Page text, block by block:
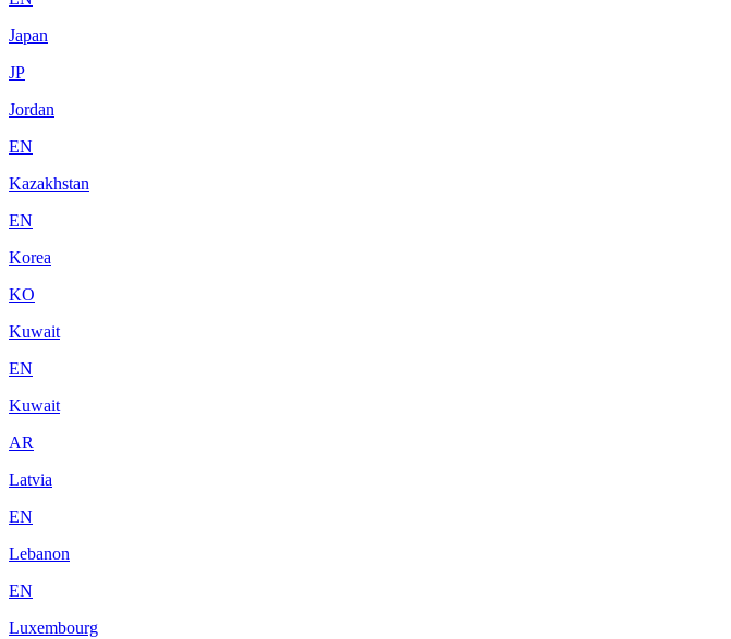
Japan
JP
Jordan
EN
Kazakhstan
EN
Korea
KO
Kuwait
EN
Kuwait
AR
Latvia
EN
Lebanon
EN
Luxembourg